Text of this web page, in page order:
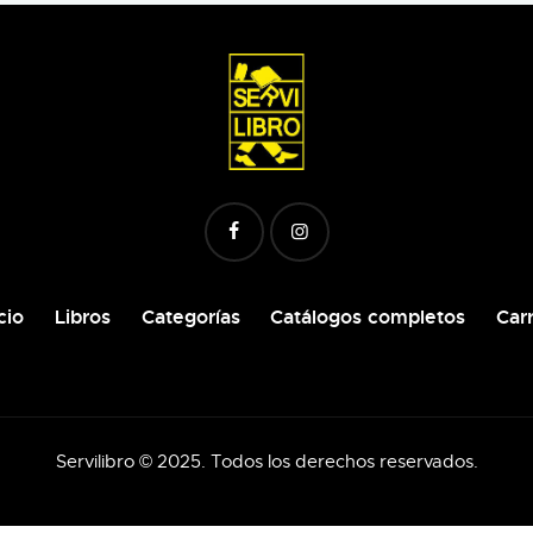
Libros Categorías Catálogos completos
Servilibro © 2025. Todos los derechos reservados.